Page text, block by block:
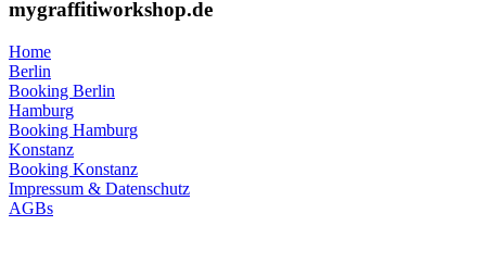
mygraffitiworkshop.de
Home
Berlin
Booking Berlin
Hamburg
Booking Hamburg
Konstanz
Booking Konstanz
Impressum & Datenschutz
AGBs